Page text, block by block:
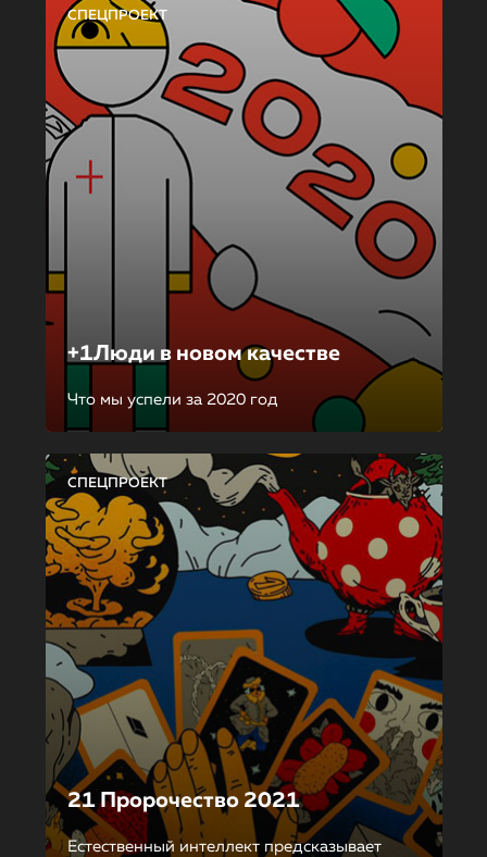
СПЕЦПРОЕКТ
+1Люди в новом качестве
Что мы успели за 2020 год
СПЕЦПРОЕКТ
21 Пророчество 2021
Естественный интеллект предсказывает